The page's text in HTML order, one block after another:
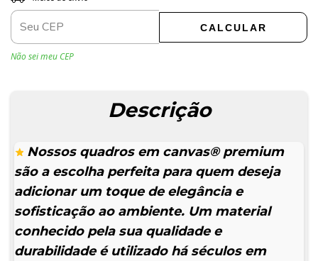
CALCULAR
Não sei meu CEP
Descrição
Nossos quadros em canvas® premium
são a escolha perfeita para quem deseja
adicionar um toque de elegância e
sofisticação ao ambiente. Um material
conhecido pela sua qualidade e
durabilidade é utilizado há séculos em